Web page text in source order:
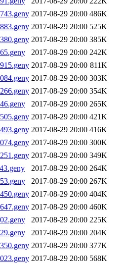
2017-08-29 20:00 486K
2017-08-29 20:00 525K
2017-08-29 20:00 385K
2017-08-29 20:00 242K
2017-08-29 20:00 811K
2017-08-29 20:00 303K
2017-08-29 20:00 354K
2017-08-29 20:00 265K
2017-08-29 20:00 421K
2017-08-29 20:00 416K
2017-08-29 20:00 300K
2017-08-29 20:00 349K
2017-08-29 20:00 264K
2017-08-29 20:00 267K
2017-08-29 20:00 404K
2017-08-29 20:00 460K
2017-08-29 20:00 225K
2017-08-29 20:00 204K
2017-08-29 20:00 377K
2017-08-29 20:00 568K